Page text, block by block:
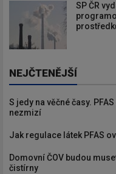
SP ČR
NEJČTENĚJŠÍ
S jedy na věčné časy.
nezmizí
Jak regulace látek PFAS
Domovní ČOV budou
čistírny